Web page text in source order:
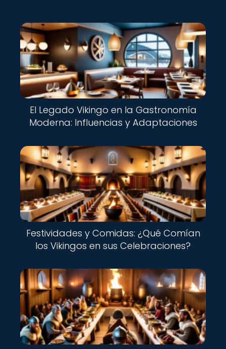
El Legado Vikingo en la Gastronomía
Moderna: Influencias y Adaptaciones
Festividades y Comidas: ¿Qué Comían
los Vikingos en sus Celebraciones?